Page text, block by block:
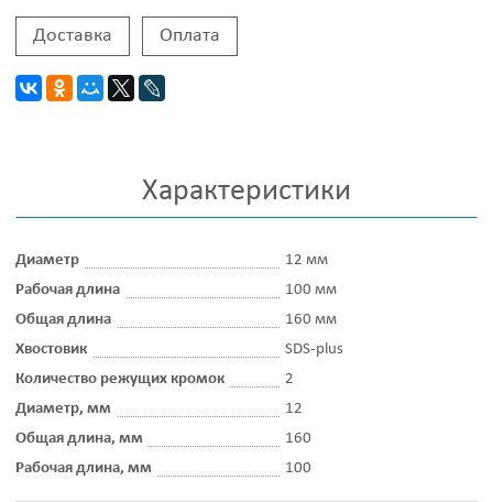
Доставка Оплата
Характеристики
Диаметр
12 мм
Рабочая длина
100 мм
Общая длина
160 мм
Хвостовик
SDS-plus
Количество режущих кромок
2
Диаметр, мм
12
Общая длина, мм
160
Рабочая длина, мм
100